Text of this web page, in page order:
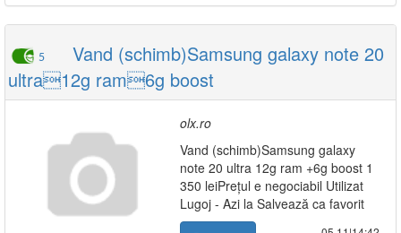
5
Vand (schimb)Samsung galaxy note 20
ultra12g ram6g boost
olx.ro
Vand (schimb)Samsung galaxy
note 20 ultra 12g ram +6g boost 1
350 leiPrețul e negociabil Utilizat
Lugoj - Azi la Salvează ca favorit